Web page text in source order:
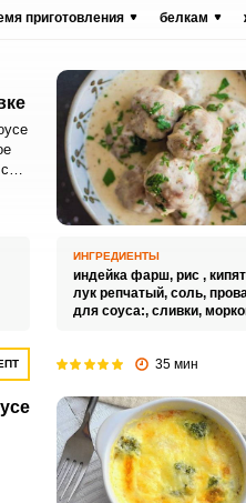
приготовления белкам
ИНГРЕДИЕНТЫ
индейка фарш, рис ,
лук репчатый, соль,
для соуса:, сливки,
35 мин